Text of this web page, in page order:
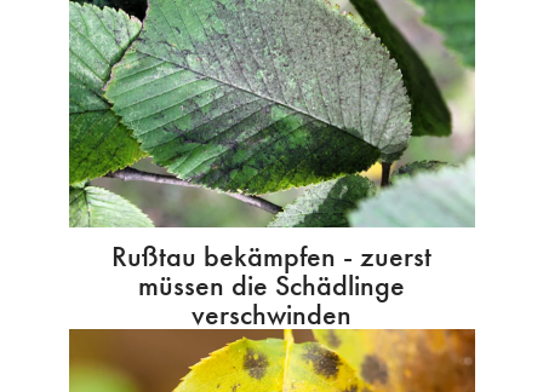
Rußtau bekämpfen - zuerst
müssen die Schädlinge
verschwinden